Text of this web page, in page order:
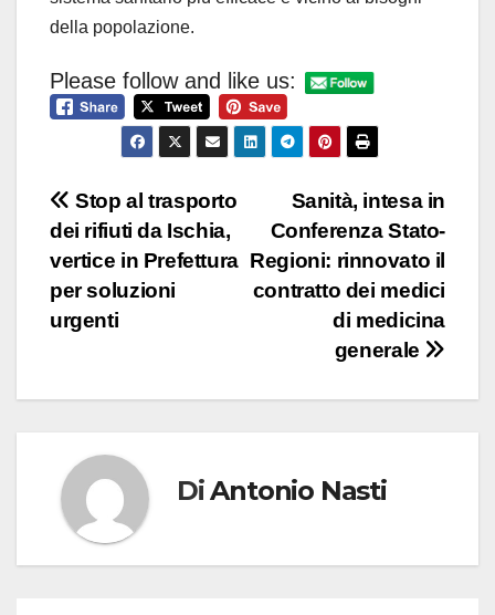
della popolazione.
Please follow and like us:
Navigazione
articoli
Sanità, intesa in
Conferenza Stato-
Regioni: rinnovato il
contratto dei medici
di medicina
generale
Stop al trasporto
dei rifiuti da Ischia,
vertice in Prefettura
per soluzioni
urgenti
DiAntonio Nasti